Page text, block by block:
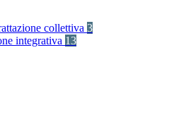
collettiva 3
integrativa 13